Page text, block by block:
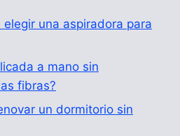
una aspiradora para
a mano sin
fibras?
un dormitorio sin